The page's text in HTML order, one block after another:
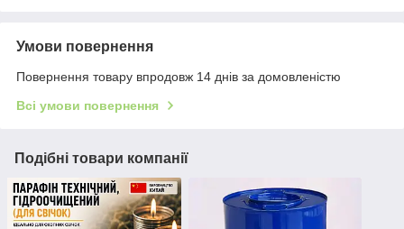
Умови повернення
Повернення товару впродовж 14 днів за домовленістю
Всі умови повернення
Подібні товари компанії